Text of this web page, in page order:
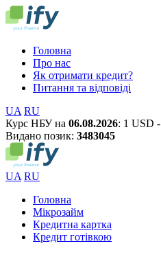
Головна
Про нас
Як отримати кредит?
Питання та відповіді
UA RU
Курс НБУ на 06.08.2026: 1 USD -
Видано позик: 3483045
UA RU
Головна
Мікрозайм
Кредитна картка
Кредит готівкою